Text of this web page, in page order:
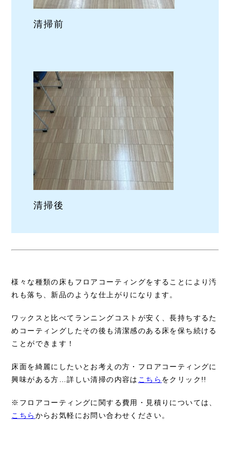
清掃前
清掃後
様々な種類の床もフロアコーティングをすることにより汚
れも落ち、新品のような仕上がりになります。
ワックスと比べてランニングコストが安く、長持ちするた
めコーティングしたその後も清潔感のある床を保ち続ける
ことができます！
床面を綺麗にしたいとお考えの方・フロアコーティングに
興味がある方…詳しい清掃の内容は こちら をクリック!!
※フロアコーティングに関する費用・見積りについては、
こちら からお気軽にお問い合わせください。